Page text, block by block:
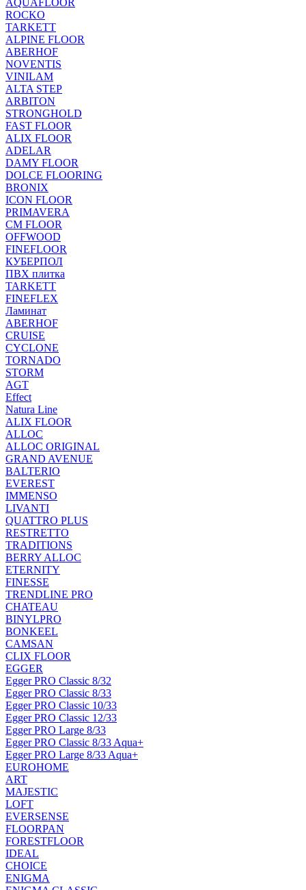
AQUAFLOOR
ROCKO
TARKETT
ALPINE FLOOR
ABERHOF
NOVENTIS
VINILAM
ALTA STEP
ARBITON
STRONGHOLD
FAST FLOOR
ALIX FLOOR
ADELAR
DAMY FLOOR
DOLCE FLOORING
BRONIX
ICON FLOOR
PRIMAVERA
CM FLOOR
OFFWOOD
FINEFLOOR
КУБЕРПОЛ
ПВХ плитка
TARKETT
FINEFLEX
Ламинат
ABERHOF
CRUISE
CYCLONE
TORNADO
STORM
AGT
Effect
Natura Line
ALIX FLOOR
ALLOC
ALLOC ORIGINAL
GRAND AVENUE
BALTERIO
EVEREST
IMMENSO
LIVANTI
QUATTRO PLUS
RESTRETTO
TRADITIONS
BERRY ALLOC
ETERNITY
FINESSE
TRENDLINE PRO
CHATEAU
BINYLPRO
BONKEEL
CAMSAN
CLIX FLOOR
EGGER
Egger PRO Classic 8/32
Egger PRO Classic 8/33
Egger PRO Classic 10/33
Egger PRO Classic 12/33
Egger PRO Large 8/33
Egger PRO Classic 8/33 Aqua+
Egger PRO Large 8/33 Aqua+
EUROHOME
ART
MAJESTIC
LOFT
EVERSENSE
FLOORPAN
FORESTFLOOR
IDEAL
CHOICE
ENIGMA